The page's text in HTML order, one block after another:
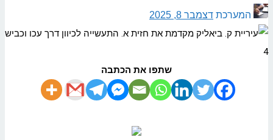
המערכת דצמבר 8, 2025
שתפו את הכתבה